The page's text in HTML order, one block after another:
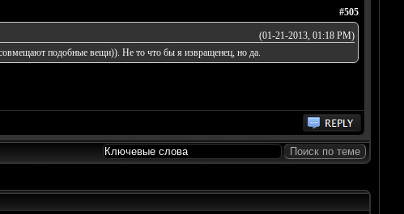
#505
(01-21-2013, 01:18 PM)
подобные вещи)). Не то что бы я извращенец, но да.